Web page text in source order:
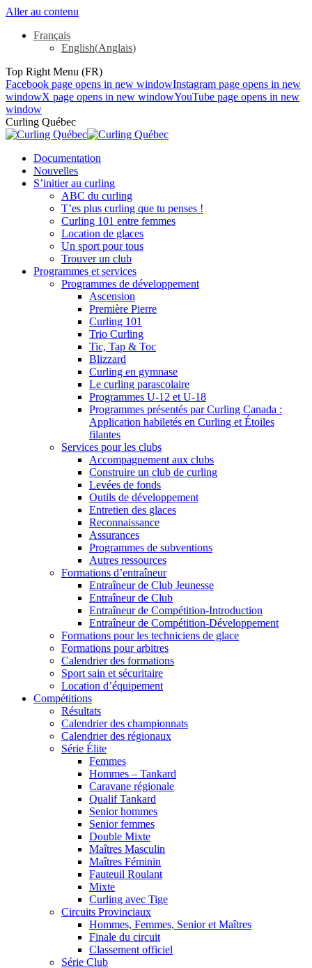
Aller au contenu
Français
English(Anglais)
Top Right Menu (FR)
Facebook page opens in new windowInstagram page opens in new
windowX page opens in new windowYouTube page opens in new
window
Curling Québec
Documentation
Nouvelles
S’initier au curling
ABC du curling
T’es plus curling que tu penses !
Curling 101 entre femmes
Location de glaces
Un sport pour tous
Trouver un club
Programmes et services
Programmes de développement
Ascension
Première Pierre
Curling 101
Trio Curling
Tic, Tap & Toc
Blizzard
Curling en gymnase
Le curling parascolaire
Programmes U-12 et U-18
Programmes présentés par Curling Canada :
Application habiletés en Curling et Étoiles
filantes
Services pour les clubs
Accompagnement aux clubs
Construire un club de curling
Levées de fonds
Outils de développement
Entretien des glaces
Reconnaissance
Assurances
Programmes de subventions
Autres ressources
Formations d’entraîneur
Entraîneur de Club Jeunesse
Entraîneur de Club
Entraîneur de Compétition-Introduction
Entraîneur de Compétition-Développement
Formations pour les techniciens de glace
Formations pour arbitres
Calendrier des formations
Sport sain et sécuritaire
Location d’équipement
Compétitions
Résultats
Calendrier des championnats
Calendrier des régionaux
Série Élite
Femmes
Hommes – Tankard
Caravane régionale
Qualif Tankard
Senior hommes
Senior femmes
Double Mixte
Maîtres Masculin
Maîtres Féminin
Fauteuil Roulant
Mixte
Curling avec Tige
Circuits Provinciaux
Hommes, Femmes, Senior et Maîtres
Finale du circuit
Classement officiel
Série Club